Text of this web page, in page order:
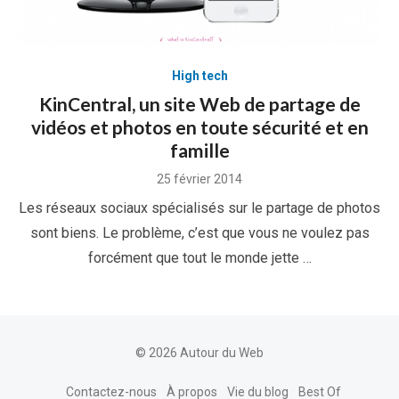
High tech
KinCentral, un site Web de partage de
vidéos et photos en toute sécurité et en
famille
Posted
25 février 2014
Les réseaux sociaux spécialisés sur le partage de photos
sont biens. Le problème, c’est que vous ne voulez pas
forcément que tout le monde jette …
© 2026 Autour du Web
Contactez-nous À propos Vie du blog Best Of